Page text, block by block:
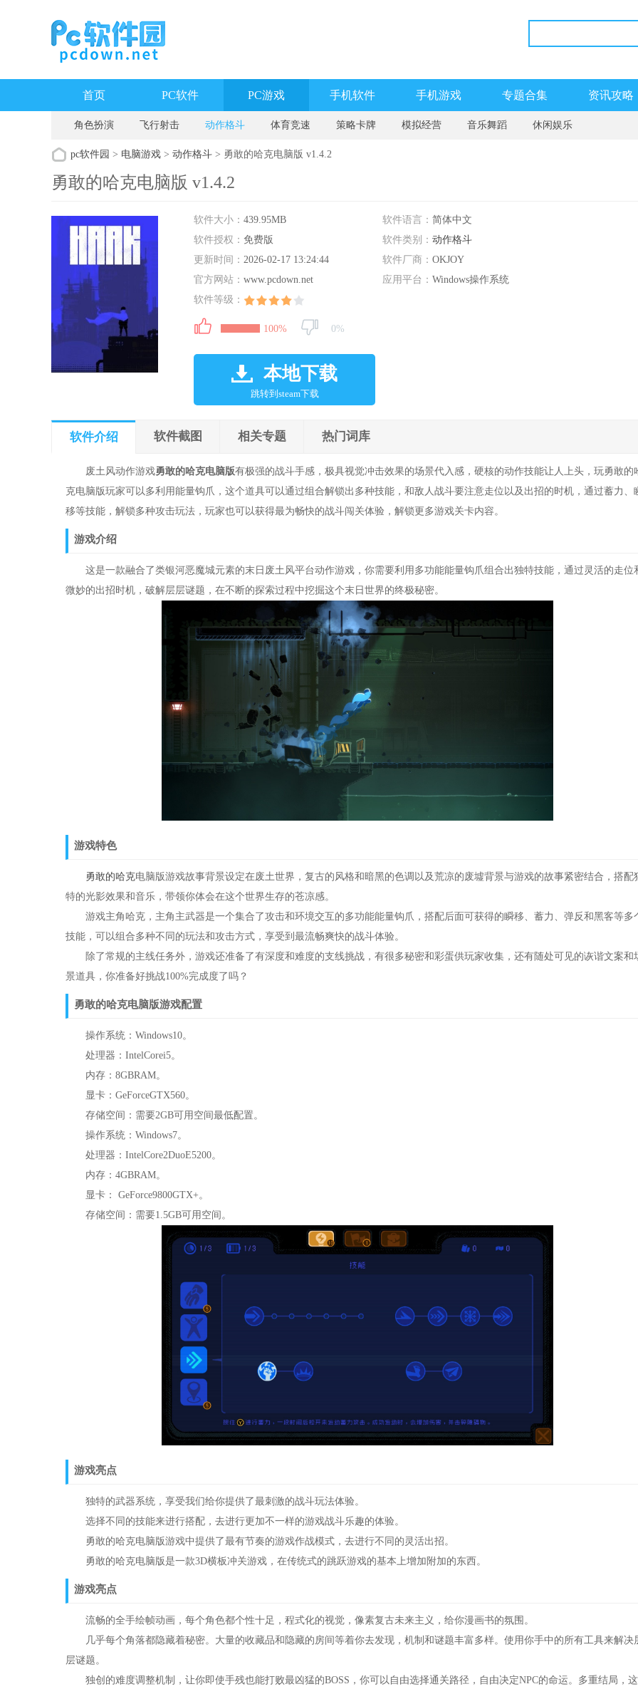
首页 PC软件 PC游戏 手机软件 手机游戏 专题合集 资讯攻略
角色扮演 飞行射击 动作格斗 体育竞速 策略卡牌 模拟经营 音乐舞蹈 休闲娱乐
pc软件园 > 电脑游戏 > 动作格斗 > 勇敢的哈克电脑版 v1.4.2
勇敢的哈克电脑版 v1.4.2
软件大小： 439.95MB 软件语言： 简体中文
软件授权： 免费版 软件类别： 动作格斗
更新时间： 2026-02-17 13:24:44 软件厂商： OKJOY
官方网站： www.pcdown.net 应用平台： Windows操作系统
软件等级：
100% 0%
本地下载
跳转到steam下载
软件介绍 软件截图 相关专题 热门词库
废土风动作游戏勇敢的哈克电脑版有极强的战斗手感，极具视觉冲击效果的场景代入感，硬核的动作技能让人上头，玩勇敢的
克电脑版玩家可以多利用能量钩爪，这个道具可以通过组合解锁出多种技能，和敌人战斗要注意走位以及出招的时机，通过蓄力、
移等技能，解锁多种攻击玩法，玩家也可以获得最为畅快的战斗闯关体验，解锁更多游戏关卡内容。
游戏介绍
这是一款融合了类银河恶魔城元素的末日废土风平台动作游戏，你需要利用多功能能量钩爪组合出独特技能，通过灵活的走位
微妙的出招时机，破解层层谜题，在不断的探索过程中挖掘这个末日世界的终极秘密。
游戏特色
勇敢的哈克电脑版游戏故事背景设定在废土世界，复古的风格和暗黑的色调以及荒凉的废墟背景与游戏的故事紧密结合，搭配
特的光影效果和音乐，带领你体会在这个世界生存的苍凉感。
游戏主角哈克，主角主武器是一个集合了攻击和环境交互的多功能能量钩爪，搭配后面可获得的瞬移、蓄力、弹反和黑客等多
技能，可以组合多种不同的玩法和攻击方式，享受到最流畅爽快的战斗体验。
除了常规的主线任务外，游戏还准备了有深度和难度的支线挑战，有很多秘密和彩蛋供玩家收集，还有随处可见的诙谐文案和
景道具，你准备好挑战100%完成度了吗？
勇敢的哈克电脑版游戏配置
操作系统：Windows10。
处理器：IntelCorei5。
内存：8GBRAM。
显卡：GeForceGTX560。
存储空间：需要2GB可用空间最低配置。
操作系统：Windows7。
处理器：IntelCore2DuoE5200。
内存：4GBRAM。
显卡： GeForce9800GTX+。
存储空间：需要1.5GB可用空间。
游戏亮点
独特的武器系统，享受我们给你提供了最刺激的战斗玩法体验。
选择不同的技能来进行搭配，去进行更加不一样的游戏战斗乐趣的体验。
勇敢的哈克电脑版游戏中提供了最有节奏的游戏作战模式，去进行不同的灵活出招。
勇敢的哈克电脑版是一款3D横板冲关游戏，在传统式的跳跃游戏的基本上增加附加的东西。
游戏亮点
流畅的全手绘帧动画，每个角色都个性十足，程式化的视觉，像素复古未来主义，给你漫画书的氛围。
几乎每个角落都隐藏着秘密。大量的收藏品和隐藏的房间等着你去发现，机制和谜题丰富多样。使用你手中的所有工具来解决
层谜题。
独创的难度调整机制，让你即使手残也能打败最凶猛的BOSS，你可以自由选择通关路径，自由决定NPC的命运。多重结局，